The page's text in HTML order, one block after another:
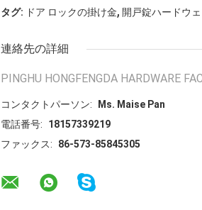
タグ: ドア ロックの掛け金, 開戸錠ハードウ
連絡先の詳細
PINGHU HONGFENGDA HARDWARE
コンタクトパーソン:
Ms. Maise Pan
電話番号:
18157339219
ファックス:
86-573-85845305